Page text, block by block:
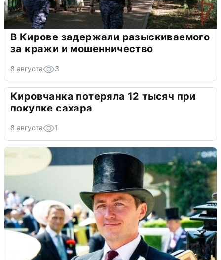
В Кирове задержали разыскиваемого
за кражи и мошенничество
8 августа 3
Кировчанка потеряла 12 тысяч при
покупке сахара
8 августа 1